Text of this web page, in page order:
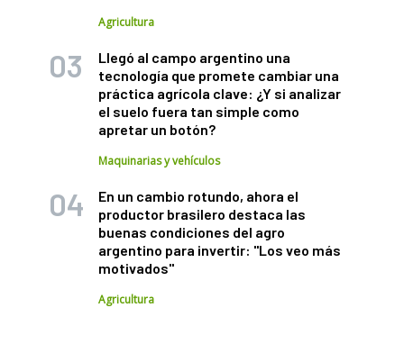
Agricultura
Llegó al campo argentino una
tecnología que promete cambiar una
práctica agrícola clave: ¿Y si analizar
el suelo fuera tan simple como
apretar un botón?
Maquinarias y vehículos
En un cambio rotundo, ahora el
productor brasilero destaca las
buenas condiciones del agro
argentino para invertir: "Los veo más
motivados"
Agricultura